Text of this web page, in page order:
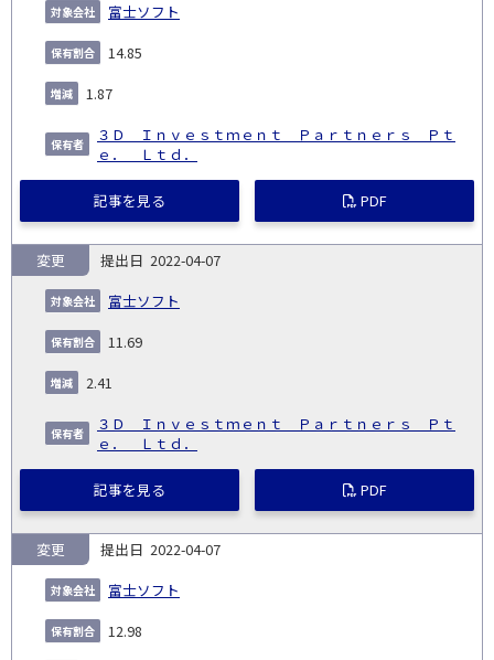
富士ソフト
14.85
1.87
３Ｄ Ｉｎｖｅｓｔｍｅｎｔ Ｐａｒｔｎｅｒｓ Ｐｔ
ｅ． Ｌｔｄ．
記事を見る PDF
2022-04-07
富士ソフト
変更
11.69
2.41
３Ｄ Ｉｎｖｅｓｔｍｅｎｔ Ｐａｒｔｎｅｒｓ Ｐｔ
ｅ． Ｌｔｄ．
記事を見る PDF
2022-04-07
富士ソフト
変更
12.98